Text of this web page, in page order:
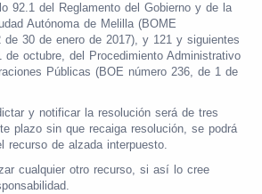
92.1 del Reglamento del Gobierno y de la
Autónoma de Melilla (BOME
de 30 de enero de 2017), y 121 y siguientes
octubre, del Procedimiento Administrativo
Públicas (BOE número 236, de 1 de
y notificar la resolución será de tres
plazo sin que recaiga resolución, se podrá
recurso de alzada interpuesto.
cualquier otro recurso, si así lo cree